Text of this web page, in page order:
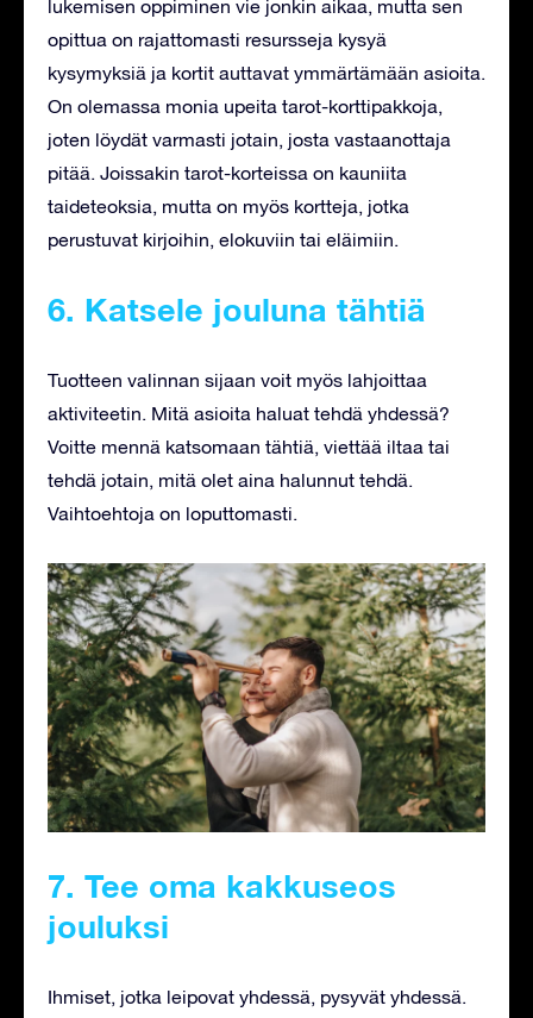
lukemisen oppiminen vie jonkin aikaa, mutta sen
opittua on rajattomasti resursseja kysyä
kysymyksiä ja kortit auttavat ymmärtämään asioita.
On olemassa monia upeita tarot-korttipakkoja,
joten löydät varmasti jotain, josta vastaanottaja
pitää. Joissakin tarot-korteissa on kauniita
taideteoksia, mutta on myös kortteja, jotka
perustuvat kirjoihin, elokuviin tai eläimiin.
6. Katsele jouluna tähtiä
Tuotteen valinnan sijaan voit myös lahjoittaa
aktiviteetin. Mitä asioita haluat tehdä yhdessä?
Voitte mennä katsomaan tähtiä, viettää iltaa tai
tehdä jotain, mitä olet aina halunnut tehdä.
Vaihtoehtoja on loputtomasti.
7. Tee oma kakkuseos
jouluksi
Ihmiset, jotka leipovat yhdessä, pysyvät yhdessä.